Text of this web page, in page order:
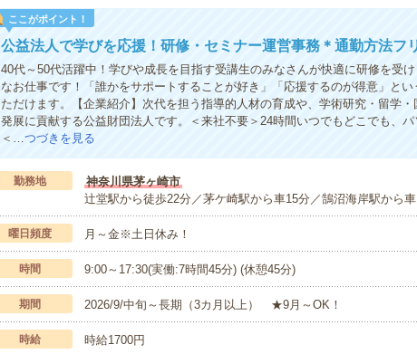
ここがポイント！
公益法人で学びを応援！研修・セミナー運営事務＊通勤方法フ
40代～50代活躍中！学びや成長を目指す受講生のみなさんが快適に研修を受
なお仕事です！「誰かをサポートすることが好き」「応援するのが得意」と
ただけます。【企業紹介】次代を担う指導的人材の育成や、学術研究・留学
発展に貢献する公益財団法人です。＜来社不要＞24時間いつでもどこでも、
＜…つづきを見る
勤務地
神奈川県茅ヶ崎市
辻堂駅から徒歩22分／茅ケ崎駅から車15分／鵠沼海岸駅から
曜日頻度 月～金※土日休み！
時間 9:00～17:30(実働:7時間45分) (休憩45分)
期間 2026/9/中旬～長期（3カ月以上） ★9月～OK！
時給 時給1700円